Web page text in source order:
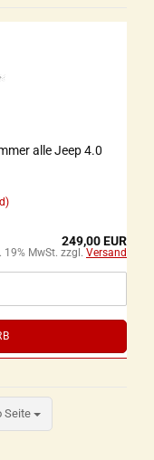
alle Jeep 4.0
249,00 EUR
19% MwSt. zzgl. Versand
Seite